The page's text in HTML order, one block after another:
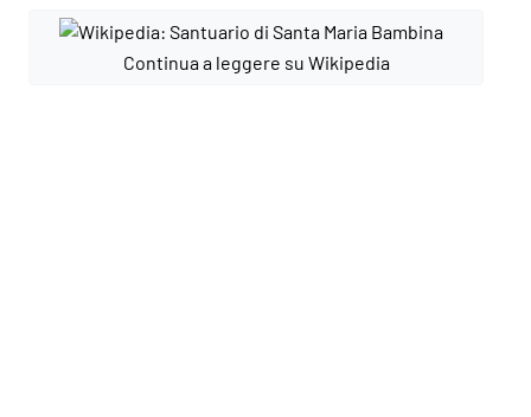
Continua a leggere su Wikipedia